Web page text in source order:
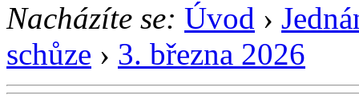
Nacházíte se: Úvod ›
schůze › 3. března 2026